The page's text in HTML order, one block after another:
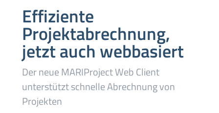
Effiziente
Projektabrechnung,
jetzt auch webbasiert
Der neue MARIProject Web Client
unterstützt schnelle Abrechnung von
Projekten